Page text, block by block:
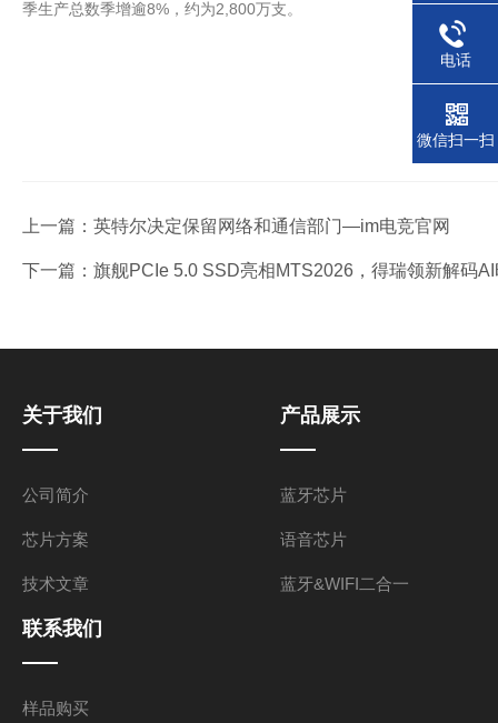
季生产总数季增逾8%，约为2,800万支。
上一篇： 英特尔决定保留网络和通信部门—im电竞官网
下一篇： 旗舰PCIe 5.0 SSD亮相MTS2026，得瑞领新解码
关于我们
公司简介
芯片方案
技术文章
产品展示
蓝牙芯片
语音芯片
蓝牙&WIFI二合一
联系我们
样品购买
电话
微信扫一扫